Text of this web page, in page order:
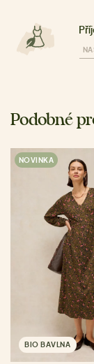
Podobné
NOVINKA
BIO BAVLNA